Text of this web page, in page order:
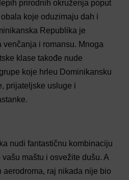
prirodnih okruženja poput
koje oduzimaju dah i
Republika je
i romansu. Mnoga
klase takođe nude
koje hrleu Dominikansku
prijateljske usluge i
nudi fantastičnu kombinaciju
maštu i osvežite dušu. A
aerodroma, raj nikada nije bio